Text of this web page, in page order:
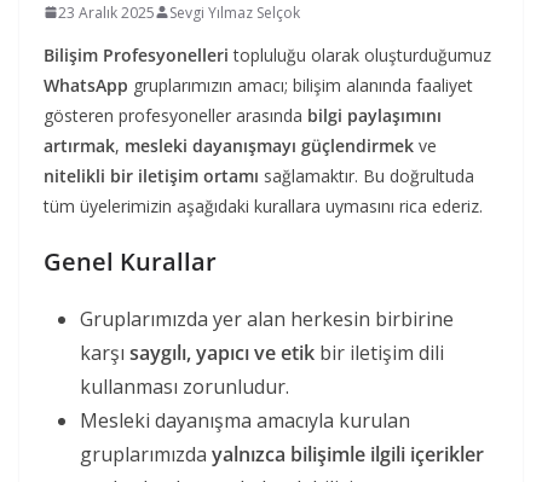
23 Aralık 2025 Sevgi Yılmaz Selçok
Bilişim Profesyonelleri topluluğu olarak oluşturduğumuz
WhatsApp gruplarımızın amacı; bilişim alanında faaliyet
gösteren profesyoneller arasında bilgi paylaşımını
artırmak, mesleki dayanışmayı güçlendirmek ve
nitelikli bir iletişim ortamı sağlamaktır. Bu doğrultuda
tüm üyelerimizin aşağıdaki kurallara uymasını rica ederiz.
Genel Kurallar
Gruplarımızda yer alan herkesin birbirine
karşı saygılı, yapıcı ve etik bir iletişim dili
kullanması zorunludur.
Mesleki dayanışma amacıyla kurulan
gruplarımızda yalnızca bilişimle ilgili içerikler